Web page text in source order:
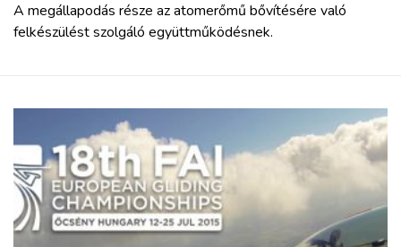
A megállapodás része az atomerőmű bővítésére való
felkészülést szolgáló együttműködésnek.